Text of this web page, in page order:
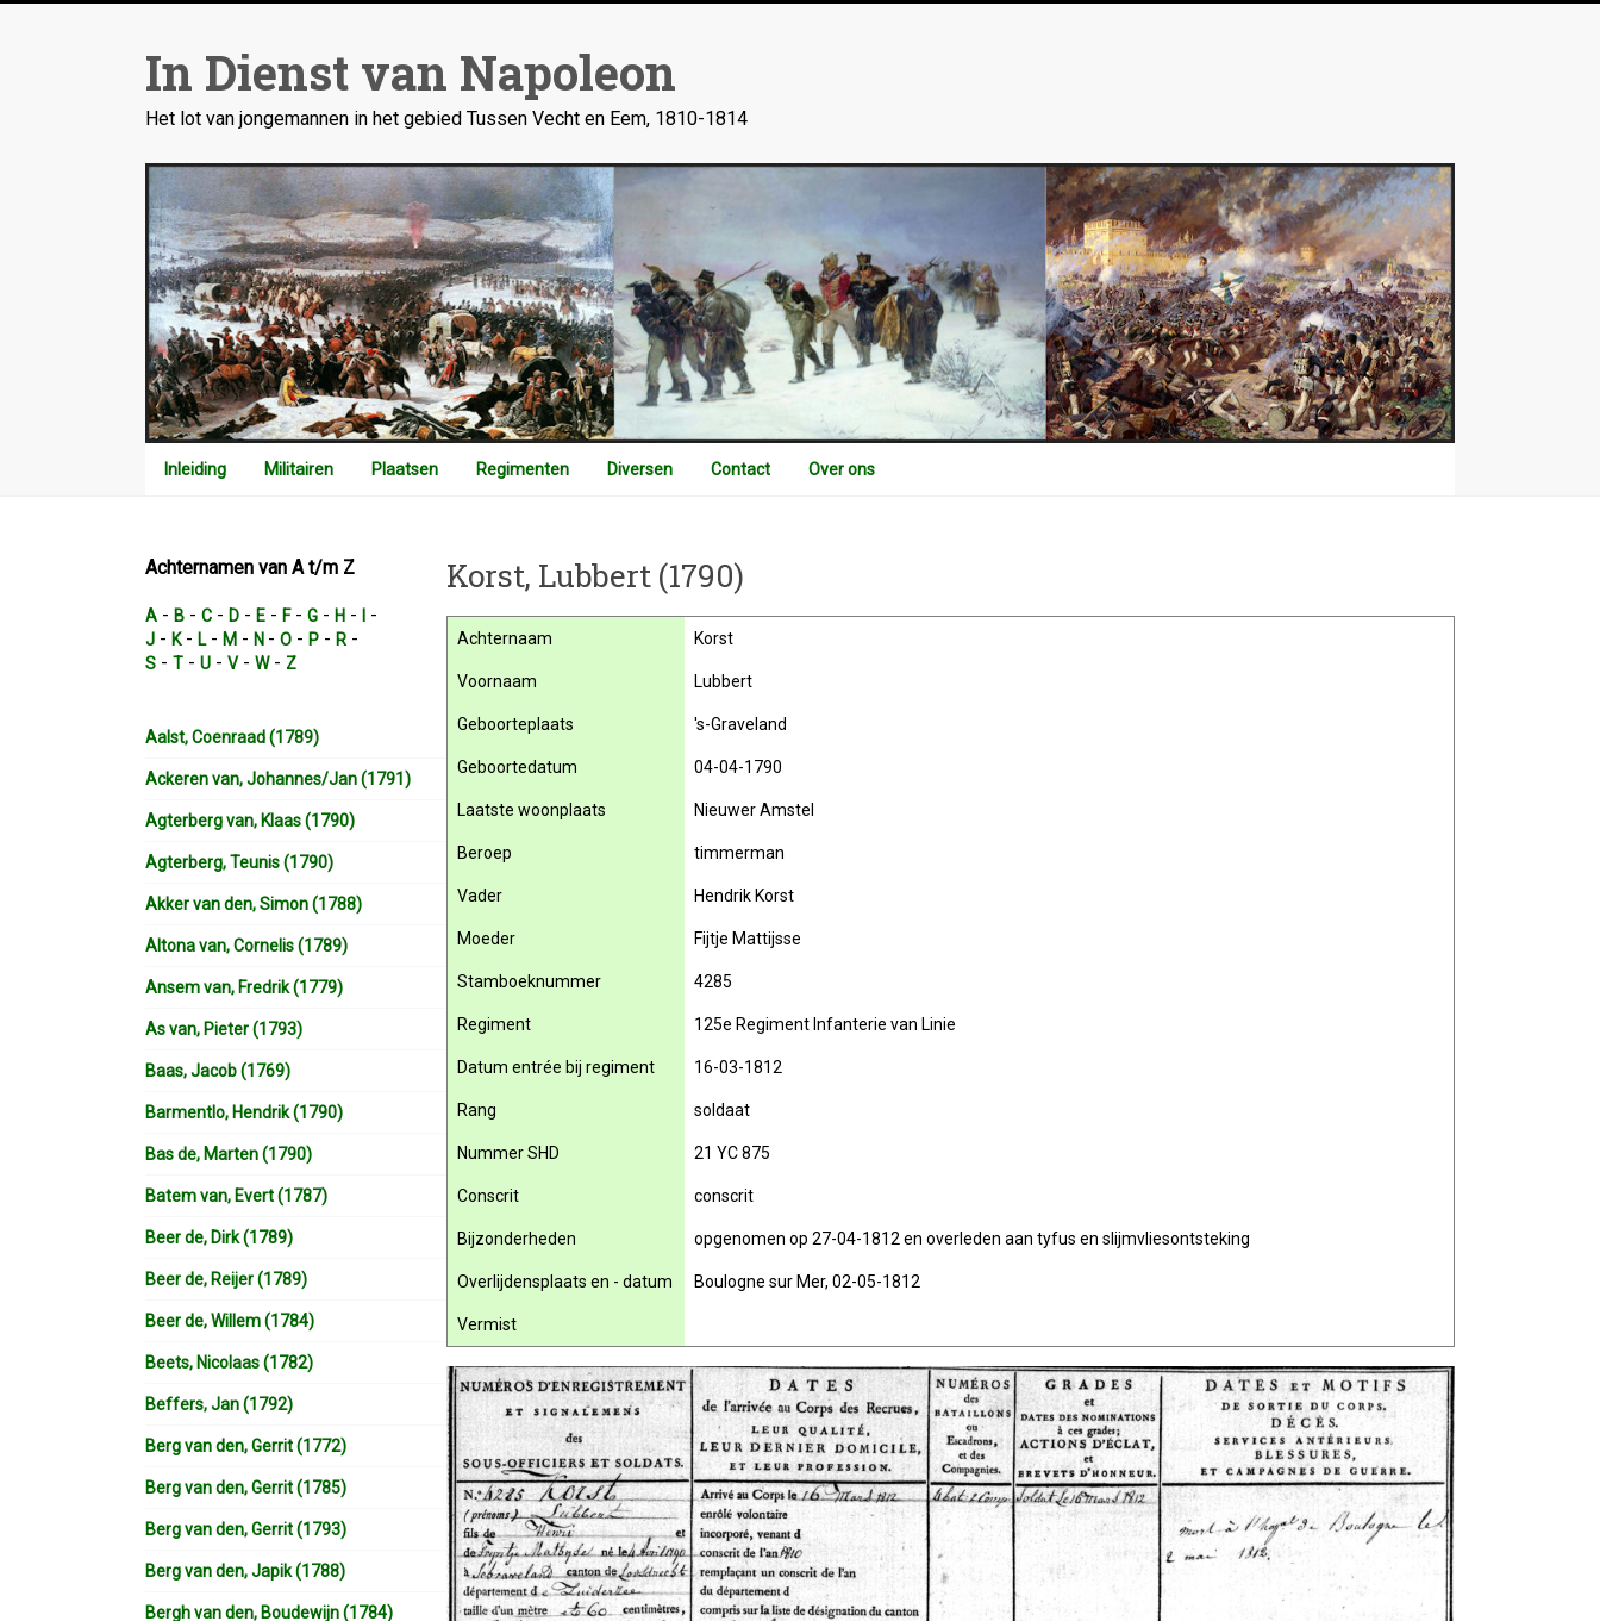
In Dienst van Napoleon
Het lot van jongemannen in het gebied Tussen Vecht en Eem, 1810-1814
Inleiding Militairen Plaatsen Regimenten Diversen Contact Over ons
Korst, Lubbert (1790)
Achternaam Korst
Voornaam Lubbert
Geboorteplaats 's-Graveland
Geboortedatum 04-04-1790
Laatste woonplaats Nieuwer Amstel
Beroep timmerman
Vader Hendrik Korst
Moeder Fijtje Mattijsse
Stamboeknummer 4285
Regiment 125e Regiment Infanterie van Linie
Datum entrée bij regiment 16-03-1812
Rang soldaat
Nummer SHD 21 YC 875
Conscrit conscrit
Bijzonderheden opgenomen op 27-04-1812 en overleden aan tyfus en slijmvliesontsteking
Overlijdensplaats en - datum Boulogne sur Mer, 02-05-1812
Vermist
Achternamen van A t/m Z
A - B - C - D - E - F- G - H - -
J - K- L- M - N - O - P - R -
S - T - U - V- W- Z
Aalst, Coenraad (1789)
Ackeren van, Johannes/Jan (1791)
Agterberg van, Klaas (1790)
Agterberg, Teunis (1790)
Akker van den, Simon (1788)
Altona van, Cornelis (1789)
Ansem van, Fredrik (1779)
As van, Pieter (1793)
Baas, Jacob (1769)
Barmentlo, Hendrik (1790)
Bas de, Marten (1790)
Batem van, Evert (1787)
Beer de, Dirk (1789)
Beer de, Reijer (1789)
Beer de, Willem (1784)
Beets, Nicolaas (1782)
Beffers, Jan (1792)
Berg van den, Gerrit (1772)
Berg van den, Gerrit (1785)
Berg van den, Gerrit (1793)
Berg van den, Japik (1788)
Bergh van den, Boudewijn (1784)